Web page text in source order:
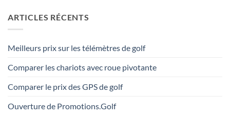
ARTICLES RÉCENTS
Meilleurs prix sur les télémètres de golf
Comparer les chariots avec roue pivotante
Comparer le prix des GPS de golf
Ouverture de Promotions.Golf